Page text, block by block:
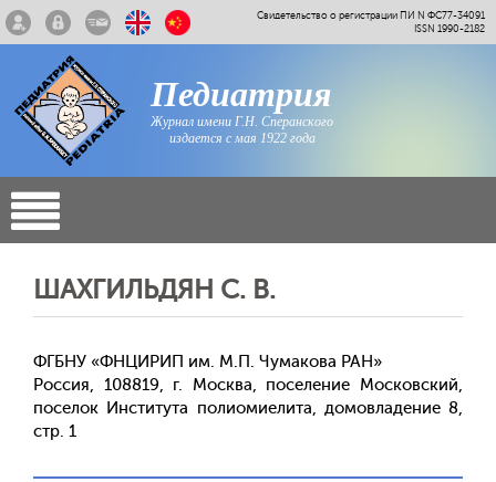
Свидетельство о регистрации ПИ N ФС77-34091
ISSN 1990-2182
Педиатрия
Журнал имени Г.Н. Сперанского
издается с мая 1922 года
ШАХГИЛЬДЯН С. В.
ФГБНУ «ФНЦИРИП им. М.П. Чумакова РАН»
Россия, 108819, г. Москва, поселение Московский,
поселок Института полиомиелита, домовладение 8,
стр. 1